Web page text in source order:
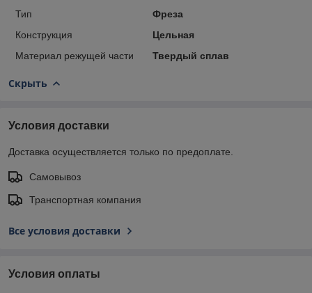
Тип
Фреза
Конструкция
Цельная
Материал режущей части
Твердый сплав
Скрыть
Условия доставки
Доставка осуществляется только по предоплате.
Самовывоз
Транспортная компания
Все условия доставки
Условия оплаты